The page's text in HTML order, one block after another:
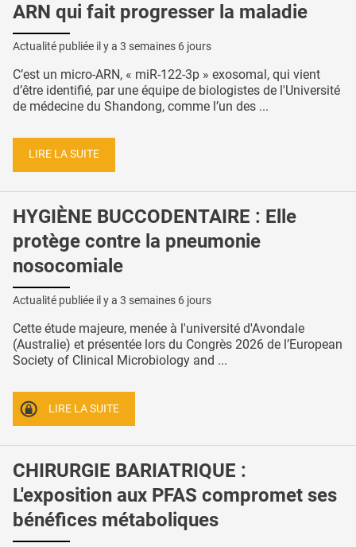
ARN qui fait progresser la maladie
Actualité publiée il y a 3 semaines 6 jours
C’est un micro-ARN, « miR-122-3p » exosomal, qui vient
d’être identifié, par une équipe de biologistes de l'Université
de médecine du Shandong, comme l’un des ...
LIRE LA SUITE
HYGIÈNE BUCCODENTAIRE : Elle
protège contre la pneumonie
nosocomiale
Actualité publiée il y a 3 semaines 6 jours
Cette étude majeure, menée à l'université d'Avondale
(Australie) et présentée lors du Congrès 2026 de l’European
Society of Clinical Microbiology and ...
LIRE LA SUITE
CHIRURGIE BARIATRIQUE :
L'exposition aux PFAS compromet ses
bénéfices métaboliques